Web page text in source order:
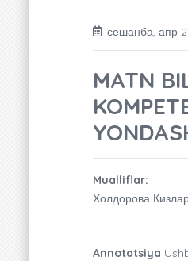
сешанба,
MATN
Mualliflar:
Холдорова
Annotatsiya